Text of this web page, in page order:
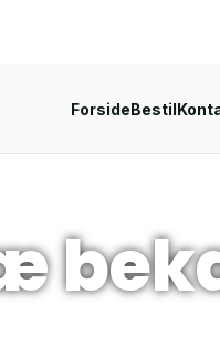
ForsideBestil